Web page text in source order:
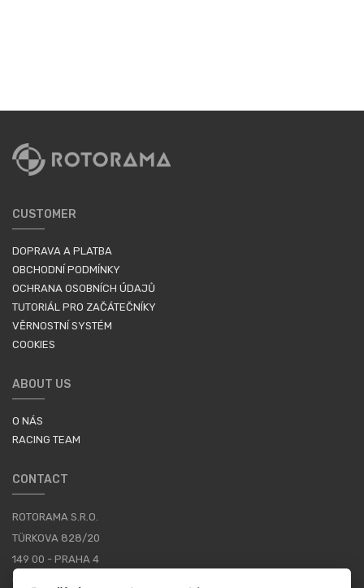
CUSTOMER
DOPRAVA A PLATBA
OBCHODNÍ PODMÍNKY
OCHRANA OSOBNÍCH ÚDAJŮ
TUTORIÁL PRO ZAČÁTEČNÍKY
VĚRNOSTNÍ SYSTÉM
COOKIES
ABOUT US
O NÁS
RACING TEAM
CONTACT
ROTORAMA S.R.O.
TÜRKOVA 828/20
149 00 - PRAHA 4